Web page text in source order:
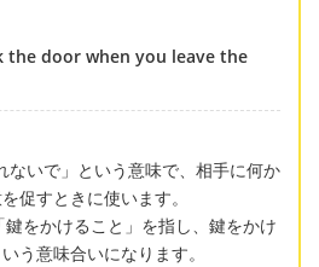
door when you leave the
いで」という意味で、相手に何か
促すときに使います。
をかけること」を指し、鍵をかけ
う意味合いになります。